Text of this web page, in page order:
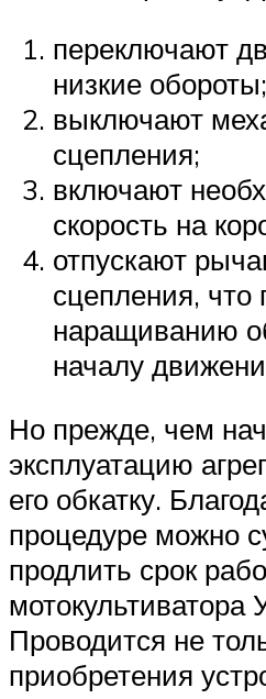
переключают
низкие обороты;
выключают
сцепления;
включают
скорость на
отпускают
сцепления, что
наращиванию
началу
Но прежде, чем
эксплуатацию
его обкатку.
процедуре можно
продлить срок
мотокультиватора
Проводится не
приобретения